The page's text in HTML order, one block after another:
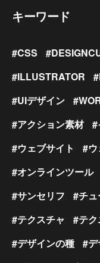
キーワード
CSS
ILLUSTRATOR
UIデザイン
アクション素材
ウェブサイト
オンラインツール
サンセリフ
チ
テクスチャ
テ
デザインの種